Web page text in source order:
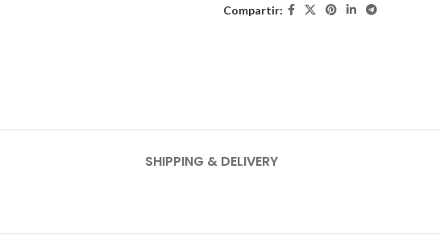
Compartir:
SHIPPING & DELIVERY